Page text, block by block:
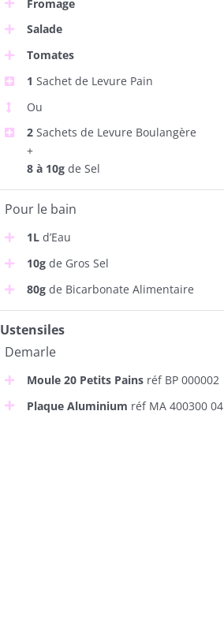
Fromage
Salade
Tomates
1 Sachet de Levure Pain
Ou
2Sachets de Levure Boulangère
+
8 à 10gde Sel
Pour le bain
1Ld’Eau
10gde Gros Sel
80gde Bicarbonate Alimentaire
Ustensiles
Demarle
Moule 20 Petits Painsréf BP 000002
Plaque Aluminium réf MA 400300 04